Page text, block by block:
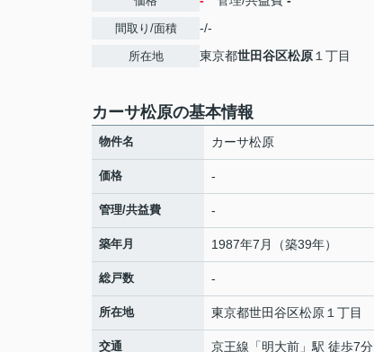
間取り/面積 -/-
所在地 東京都世田谷区松原 １丁目
カーサ松原の基本情報
物件名 カーサ松原
価格 -
管理/共益費 -
築年月 1987年7月（築39年）
総戸数 -
所在地 東京都世田谷区松原 １丁目
交通 京王線 「明大前 」駅 徒歩7分